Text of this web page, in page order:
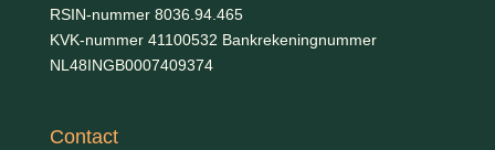
RSIN-nummer 8036.94.465
KVK-nummer 41100532 Bankrekeningnummer
NL48INGB0007409374
Contact